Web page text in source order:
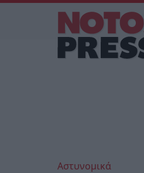
Αστυνομικά